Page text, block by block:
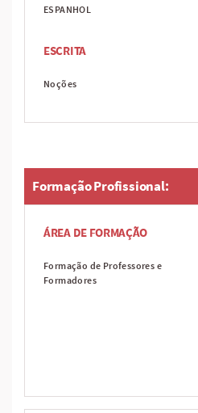
ESPANHOL
ESCRITA
Noções
Formação Profissional:
ÁREA DE FORMAÇÃO
Formação de Professores e
Formadores